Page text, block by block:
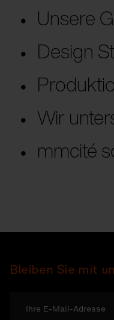
Unsere
Design
Wir
mmcité
Bleiben Sie mit